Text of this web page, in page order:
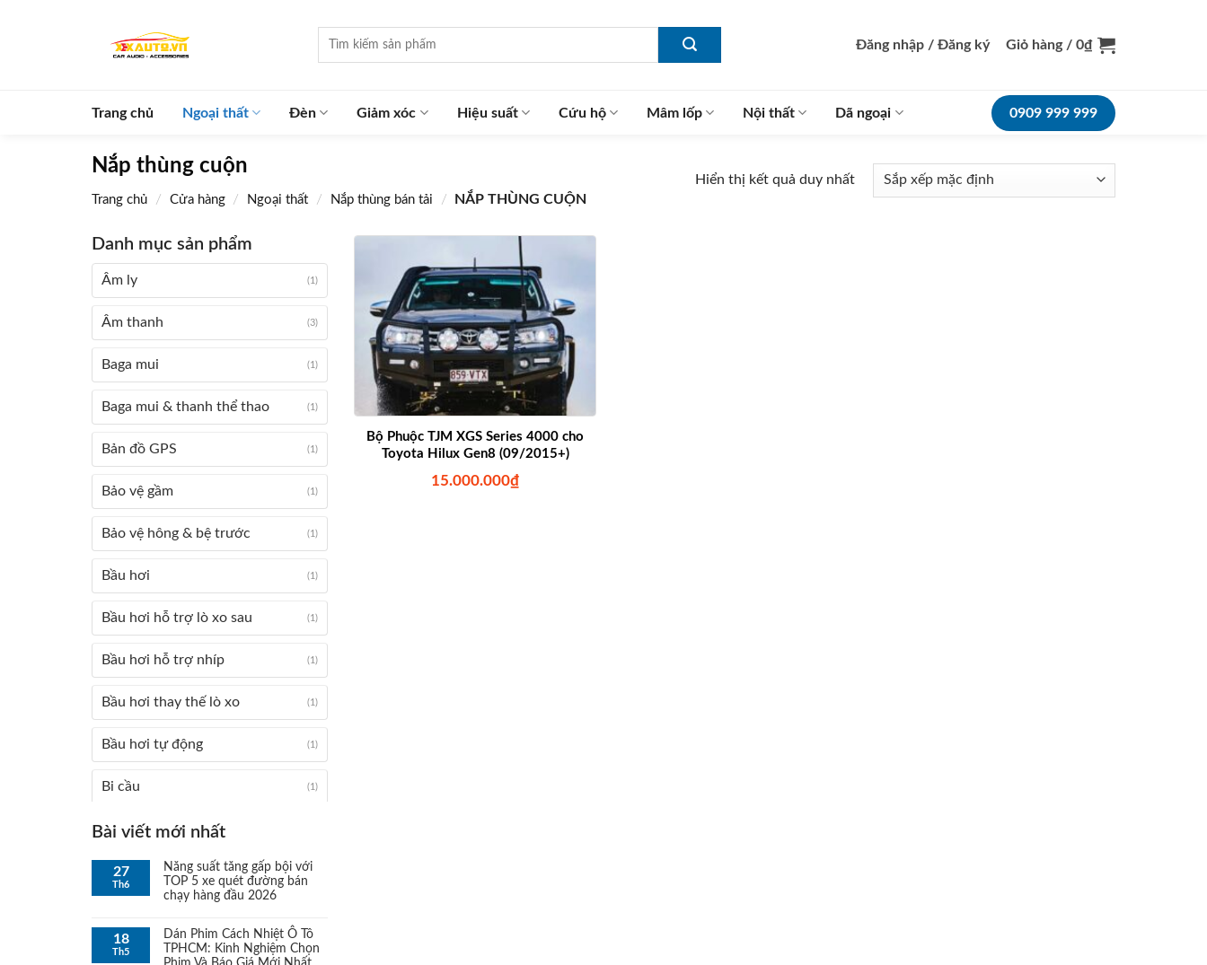
kiếm:
Đăng nhập / Đăng ký Giỏ hàng / 0₫
Trang chủ Ngoại thất Đèn Giảm xóc Hiệu suất Cứu hộ Mâm lốp Nội thất Dã ngoại 0909 999 999
Nắp thùng cuộn
Trang chủ / Cửa hàng / Ngoại thất / Nắp thùng bán tải / NẮP THÙNG CUỘN
Hiển thị kết quả duy nhất
Danh mục sản phẩm
Âm ly (1)
Âm thanh (3)
Baga mui (1)
Baga mui & thanh thể thao (1)
Bản đồ GPS (1)
Bảo vệ gầm (1)
Bảo vệ hông & bệ trước (1)
Bầu hơi (1)
Bầu hơi hỗ trợ lò xo sau (1)
Bầu hơi hỗ trợ nhíp (1)
Bầu hơi thay thế lò xo (1)
Bầu hơi tự động (1)
Bi cầu (1)
Bộ PJM Pace & Nhíp PJM
Bộ TJM Comfort & Nhíp APM
Bơm (1)
Bài viết mới nhất
27
Th6
Năng suất tăng gấp bội với
TOP 5 xe quét đường bán
chạy hàng đầu 2026
18
Th5
Dán Phim Cách Nhiệt Ô Tô
TPHCM: Kinh Nghiệm Chọn
Bộ Phuộc TJM XGS Series 4000 cho
Toyota Hilux Gen8 (09/2015+)
15.000.000₫